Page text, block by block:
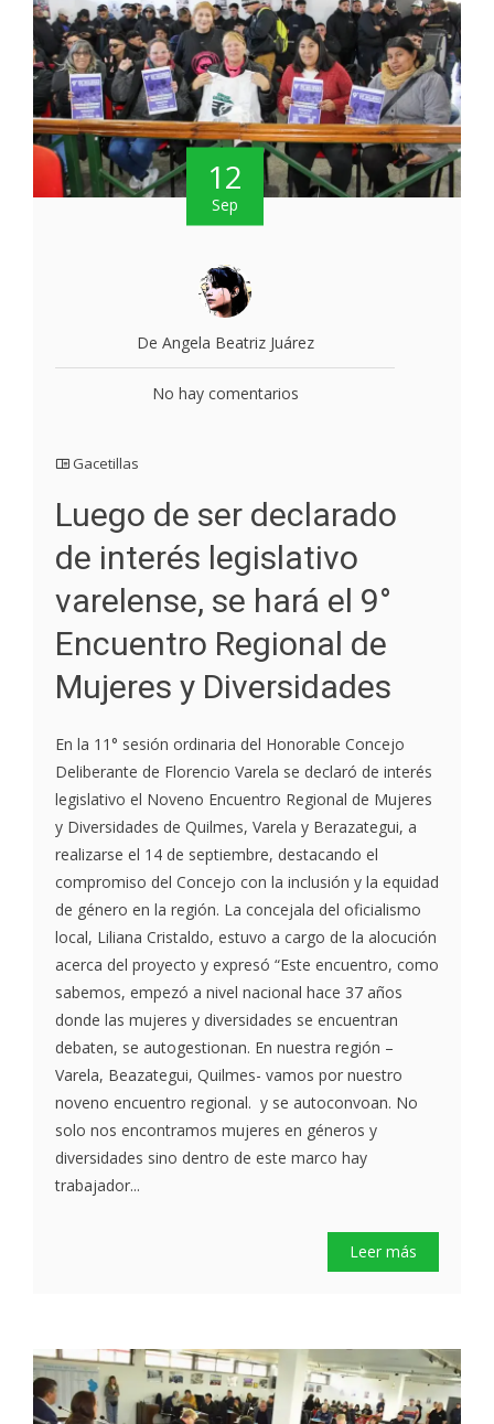
12
Sep
De Angela Beatriz Juárez
No hay comentarios
Gacetillas
Luego de ser declarado
de interés legislativo
varelense, se hará el 9°
Encuentro Regional de
Mujeres y Diversidades
En la 11° sesión ordinaria del Honorable Concejo
Deliberante de Florencio Varela se declaró de interés
legislativo el Noveno Encuentro Regional de Mujeres
y Diversidades de Quilmes, Varela y Berazategui, a
realizarse el 14 de septiembre, destacando el
compromiso del Concejo con la inclusión y la equidad
de género en la región. La concejala del oficialismo
local, Liliana Cristaldo, estuvo a cargo de la alocución
acerca del proyecto y expresó “Este encuentro, como
sabemos, empezó a nivel nacional hace 37 años
donde las mujeres y diversidades se encuentran
debaten, se autogestionan. En nuestra región –
Varela, Beazategui, Quilmes- vamos por nuestro
noveno encuentro regional. y se autoconvoan. No
solo nos encontramos mujeres en géneros y
diversidades sino dentro de este marco hay
trabajador...
Leer más